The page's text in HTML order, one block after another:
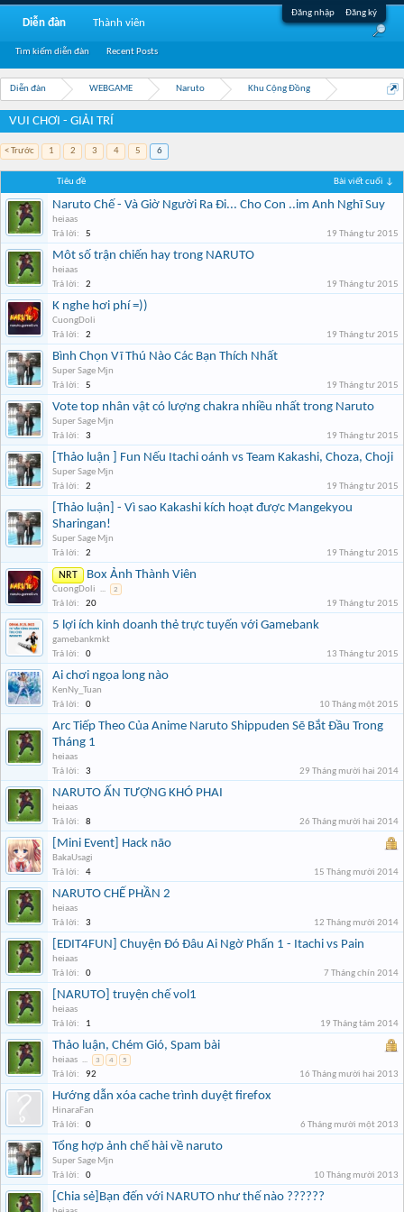
Đăng nhập Đăng ký
Diễn đàn WEBGAME Naruto Khu Cộng Đồng
VUI CHƠI - GIẢI TRÍ
< Trước 1 2 3 4 5 6
Tiêu đề Bài viết cuối ↓
Naruto Chế - Và Giờ Người Ra Đi... Cho Con ..im Anh Nghĩ Suy
heiaas
Trả lời:
5 19 Tháng tư 2015
Môt số trận chiến hay trong NARUTO
heiaas
Trả lời:
2 19 Tháng tư 2015
K nghe hơi phí =))
CuongDoli
Trả lời:
2 19 Tháng tư 2015
Bình Chọn Vĩ Thú Nào Các Bạn Thích Nhất
Super Sage Mjn
Trả lời:
5 19 Tháng tư 2015
Vote top nhân vật có lượng chakra nhiều nhất trong Naruto
Super Sage Mjn
Trả lời:
3 19 Tháng tư 2015
[Thảo luận ] Fun Nếu Itachi oánh vs Team Kakashi, Choza, Choji
Super Sage Mjn
Trả lời:
2 19 Tháng tư 2015
[Thảo luận] - Vì sao Kakashi kích hoạt được Mangekyou
Sharingan!
Super Sage Mjn
Trả lời:
2 19 Tháng tư 2015
NRT Box Ảnh Thành Viên
CuongDoli ... 2
Trả lời: 20 19 Tháng tư 2015
5 lợi ích kinh doanh thẻ trực tuyến với Gamebank
gamebankmkt
Trả lời:
0 13 Tháng tư 2015
Ai chơi ngọa long nào
KenNy_Tuan
Trả lời:
0 10 Tháng một 2015
Arc Tiếp Theo Của Anime Naruto Shippuden Sẽ Bắt Đầu Trong
Tháng 1
heiaas
Trả lời:
3 29 Tháng mười hai 2014
NARUTO ẤN TƯỢNG KHÓ PHAI
heiaas
Trả lời:
8 26 Tháng mười hai 2014
[Mini Event] Hack não
BakaUsagi
Trả lời:
4 15 Tháng mười 2014
NARUTO CHẾ PHẦN 2
heiaas
Trả lời:
3 12 Tháng mười 2014
[EDIT4FUN] Chuyện Đó Đâu Ai Ngờ Phấn 1 - Itachi vs Pain
heiaas
Trả lời:
0 7 Tháng chín 2014
[NARUTO] truyện chế vol1
heiaas
Trả lời:
1 19 Tháng tám 2014
Thảo luận, Chém Gió, Spam bài
heiaas ... 3 4 5
Trả lời: 92 16 Tháng mười hai 2013
Hướng dẫn xóa cache trình duyệt firefox
HinaraFan
Trả lời:
0 6 Tháng mười một 2013
Tổng hợp ảnh chế hài về naruto
Super Sage Mjn
Trả lời:
0 10 Tháng mười 2013
[Chia sẻ]Bạn đến với NARUTO như thế nào ??????
Diễn đàn
Tìm kiếm diễn đàn Recent Posts
Thành viên